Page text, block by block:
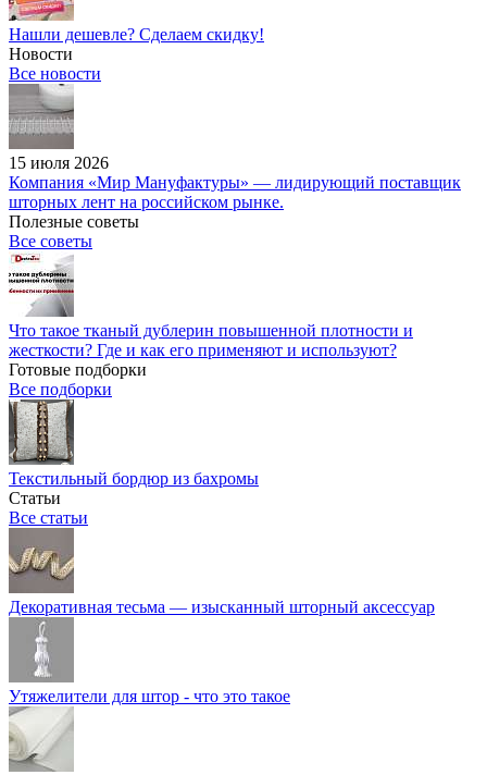
Нашли дешевле? Сделаем скидку!
Новости
Все новости
15 июля 2026
Компания «Мир Мануфактуры» — лидирующий поставщик
шторных лент на российском рынке.
Полезные советы
Все советы
Что такое тканый дублерин повышенной плотности и
жесткости? Где и как его применяют и используют?
Готовые подборки
Все подборки
Текстильный бордюр из бахромы
Статьи
Все статьи
Декоративная тесьма — изысканный шторный аксессуар
Утяжелители для штор - что это такое